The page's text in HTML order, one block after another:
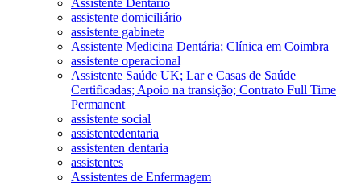
assistente domiciliário
assistente gabinete
Assistente Medicina Dentária; Clínica em Coimbra
assistente operacional
Assistente Saúde UK; Lar e Casas de Saúde
Certificadas; Apoio na transição; Contrato Full Time
Permanent
assistente social
assistentedentaria
assistenten dentaria
assistentes
Assistentes de Enfermagem